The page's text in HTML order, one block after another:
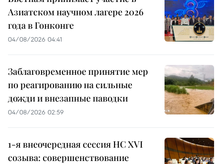
Азиатском научном лагере 2026
года в Гонконге
04/08/2026 04:41
Заблаговременное принятие мер
по реагированию на сильные
дожди и внезапные паводки
04/08/2026 02:59
1-я внеочередная сессия НС XVI
созыва: совершенствование